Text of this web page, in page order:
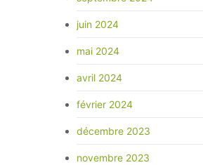
juin 2024
mai 2024
avril 2024
février 2024
décembre 2023
novembre 2023